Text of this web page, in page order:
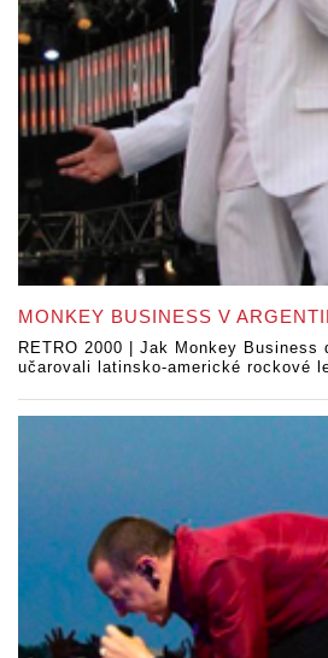
MONKEY BUSINESS V
RETRO 2000 | Jak Monkey
učarovali latinsko-americké rockové